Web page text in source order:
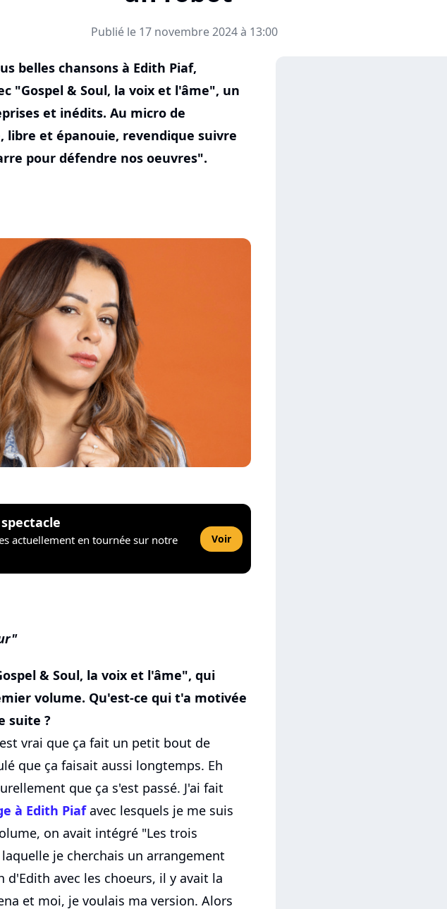
Publié le 17 novembre 2024 à 13:00
belles chansons à Edith Piaf,
"Gospel & Soul, la voix et l'âme", un
et inédits. Au micro de
libre et épanouie, revendique suivre
pour défendre nos oeuvres".
actuellement en tournée sur notre
Voir
& Soul, la voix et l'âme", qui
volume. Qu'est-ce qui t'a motivée
suite ?
vrai que ça fait un petit bout de
que ça faisait aussi longtemps. Eh
que ça s'est passé. J'ai fait
à Edith Piafavec lesquels je me suis
on avait intégré "Les trois
je cherchais un arrangement
d'Edith avec les choeurs, il y avait la
et moi, je voulais ma version. Alors